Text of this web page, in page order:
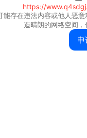
能存在违法内容或他人恶
造晴朗的网络空间